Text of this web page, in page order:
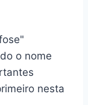
o nome
nesta